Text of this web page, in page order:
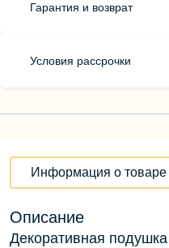
Гарантия и возврат
Условия рассрочки
Информация о товаре
Описание
Декоративная